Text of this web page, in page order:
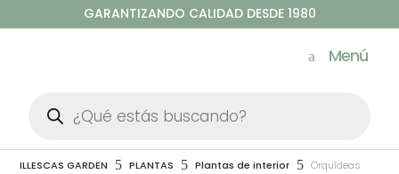
GARANTIZANDO CALIDAD DESDE 1980
Menú
productos
ILLESCAS GARDEN 5 PLANTAS 5 Plantas de interior 5 Orquídeas